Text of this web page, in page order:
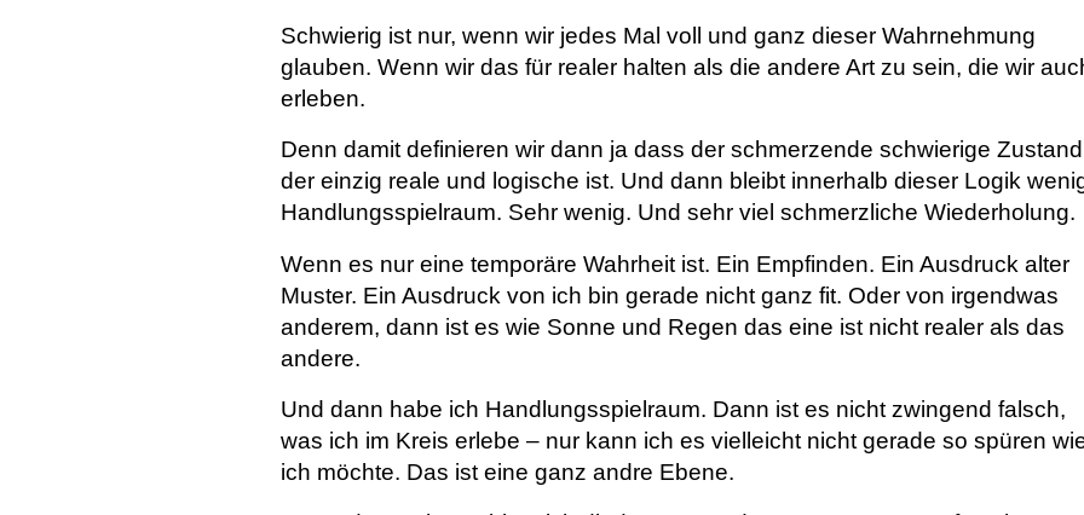
Schwierig ist nur, wenn wir jedes Mal voll und ganz dieser Wahrnehmung
glauben. Wenn wir das für realer halten als die andere Art zu sein, die wir
erleben.
Denn damit definieren wir dann ja dass der schmerzende schwierige Zustand
der einzig reale und logische ist. Und dann bleibt innerhalb dieser Logik
Handlungsspielraum. Sehr wenig. Und sehr viel schmerzliche Wiederholung.
Wenn es nur eine temporäre Wahrheit ist. Ein Empfinden. Ein Ausdruck alter
Muster. Ein Ausdruck von ich bin gerade nicht ganz fit. Oder von irgendwas
anderem, dann ist es wie Sonne und Regen das eine ist nicht realer als das
andere.
Und dann habe ich Handlungsspielraum. Dann ist es nicht zwingend falsch,
was ich im Kreis erlebe – nur kann ich es vielleicht nicht gerade so spüren
ich möchte. Das ist eine ganz andre Ebene.